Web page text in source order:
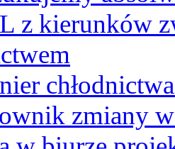
z kierunków
zmiany